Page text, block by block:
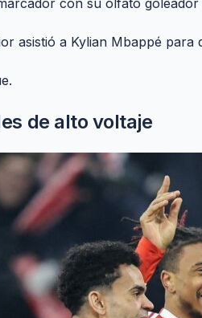
con su olfato goleador
asistió a Kylian Mbappé
de alto voltaje